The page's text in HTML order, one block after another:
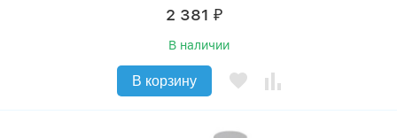
2 381 ₽
В наличии
В корзину